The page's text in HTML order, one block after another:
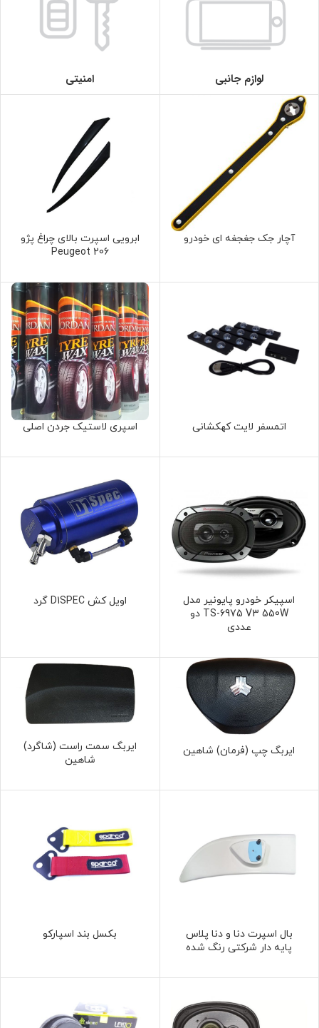
لوازم جانبی امنیتی
آچار جک جغجغه ای خودرو
ابرویی اسپرت بالای چراغ پژو
206 Peugeot
اتمسفر لایت کهکشانی اسپری لاستیک جردن اصلی
اسپیکر خودرو پایونیر مدل
TS-6975 V3 550W دو
عددی
اویل کش D1SPEC گرد
ایربگ چپ (فرمان) شاهین
ایربگ سمت راست (شاگرد)
شاهین
بال اسپرت دنا و دنا پلاس
پایه دار شرکتی رنگ شده
بکسل بند اسپارکو